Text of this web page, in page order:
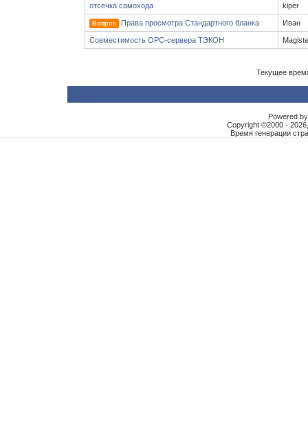
отсечка самохода kiper
Вопрос Права просмотра Стандартного бланка Иван
Совместимость OPC-сервера ТЭКОН
Текущее
Powered
Copyright ©2000 -
Время генерации